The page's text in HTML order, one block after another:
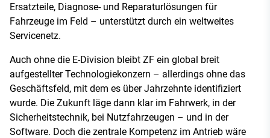
Ersatzteile, Diagnose- und Reparaturlösungen für
Fahrzeuge im Feld – unterstützt durch ein weltweites
Servicenetz.
Auch ohne die E-Division bleibt ZF ein global breit
aufgestellter Technologiekonzern – allerdings ohne das
Geschäftsfeld, mit dem es über Jahrzehnte identifiziert
wurde. Die Zukunft läge dann klar im Fahrwerk, in der
Sicherheitstechnik, bei Nutzfahrzeugen – und in der
Software. Doch die zentrale Kompetenz im Antrieb wäre